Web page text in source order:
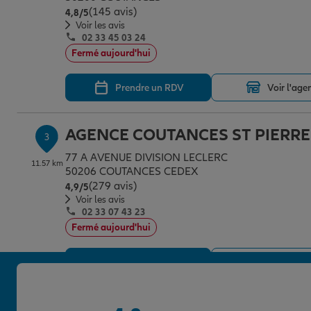
4,8/5Note de 4.8 sur 5
(145 avis)
Voir les avis
02 33 45 03 24
Fermé aujourd'hui
Prendre un RDV Voir
3
11.57 km
AGENCE COUTANCES ST PIERRE
77 A AVENUE DIVISION LECLERC
50206 COUTANCES CEDEX
4,9/5Note de 4.9 sur 5
(279 avis)
Voir les avis
02 33 07 43 23
Fermé aujourd'hui
Prendre un RDV Voir